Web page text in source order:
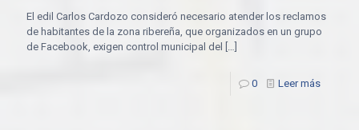
El edil Carlos Cardozo consideró necesario atender los reclamos
de habitantes de la zona ribereña, que organizados en un grupo
de Facebook, exigen control municipal del
[…]
0 Leer más